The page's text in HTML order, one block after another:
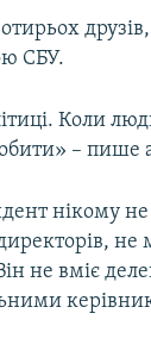
СБУ.
Коли
– пише
нікому не
не
не вміє